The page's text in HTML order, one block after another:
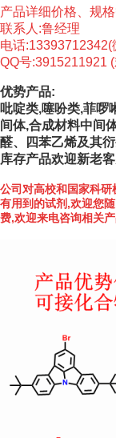
产品详细价格、规
联系人:鲁经理
电话:13393712342(
QQ号:3915211921
优势产品:
吡啶类,噻吩类,菲啰
间体,合成材料中间
醛、四苯乙烯及其
库存产品欢迎新老
公司对高校和国家科
有用到的试剂,欢迎您
费,欢迎来电咨询相关